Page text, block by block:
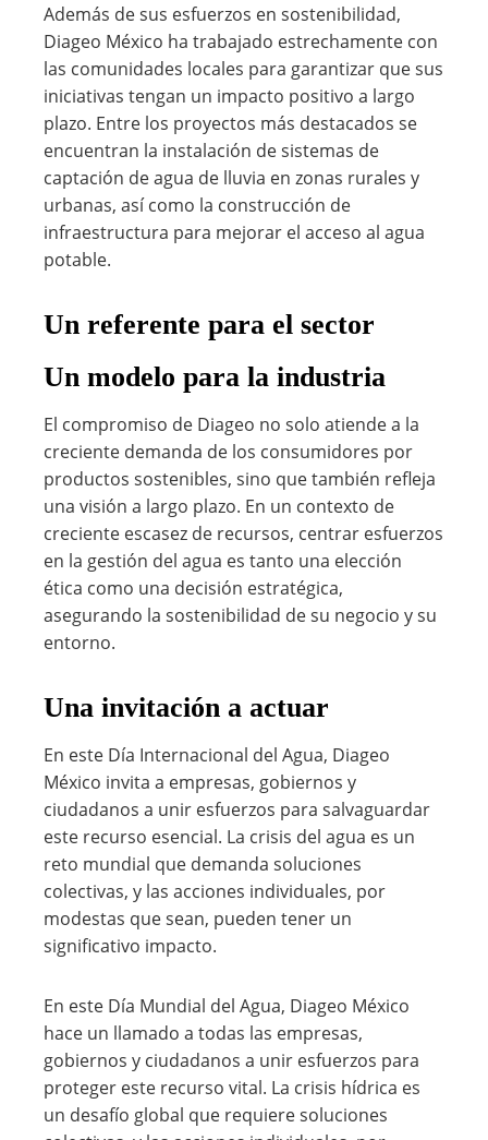
Además de sus esfuerzos en sostenibilidad,
Diageo México ha trabajado estrechamente con
las comunidades locales para garantizar que sus
iniciativas tengan un impacto positivo a largo
plazo. Entre los proyectos más destacados se
encuentran la instalación de sistemas de
captación de agua de lluvia en zonas rurales y
urbanas, así como la construcción de
infraestructura para mejorar el acceso al agua
potable.
Un referente para el sector
Un modelo para la industria
El compromiso de Diageo no solo atiende a la
creciente demanda de los consumidores por
productos sostenibles, sino que también refleja
una visión a largo plazo. En un contexto de
creciente escasez de recursos, centrar esfuerzos
en la gestión del agua es tanto una elección
ética como una decisión estratégica,
asegurando la sostenibilidad de su negocio y su
entorno.
Una invitación a actuar
En este Día Internacional del Agua, Diageo
México invita a empresas, gobiernos y
ciudadanos a unir esfuerzos para salvaguardar
este recurso esencial. La crisis del agua es un
reto mundial que demanda soluciones
colectivas, y las acciones individuales, por
modestas que sean, pueden tener un
significativo impacto.
En este Día Mundial del Agua, Diageo México
hace un llamado a todas las empresas,
gobiernos y ciudadanos a unir esfuerzos para
proteger este recurso vital. La crisis hídrica es
un desafío global que requiere soluciones